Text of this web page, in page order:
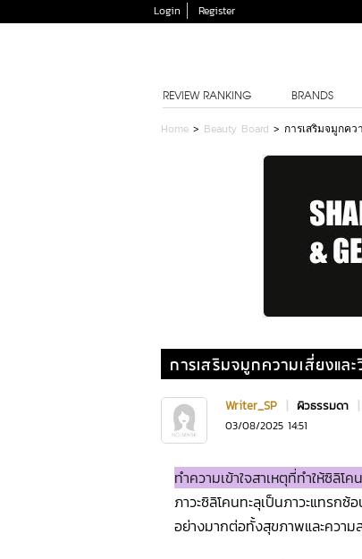
Login Register
REVIEW RANKING BRANDS
Home > Beauty Board > การเสริมจมูกค
การเสริมจมูกความเสี่ยงแล
Writer_SP | ผิวธรรมดา |
03/08/2025 14:51
ทำความเข้าใจสาเหตุที่ทำให้ซิลิโ
ภาวะซิลิโคนทะลุเป็นภาวะแทรก
อย่างมากต่อทั้งสุขภาพและควา